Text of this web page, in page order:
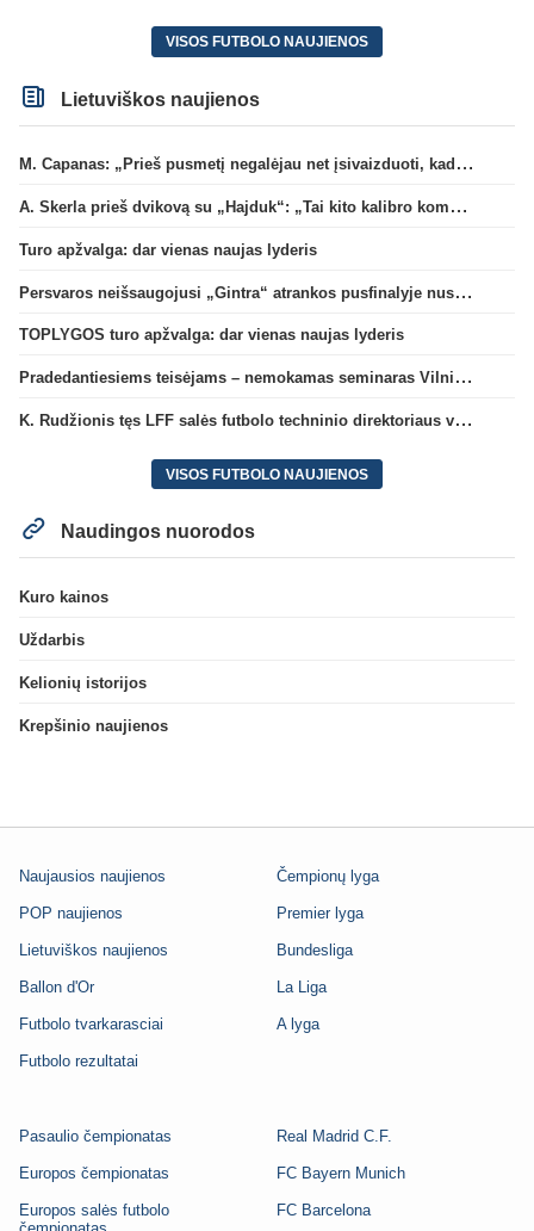
VISOS FUTBOLO NAUJIENOS
Lietuviškos naujienos
M. Capanas: „Prieš pusmetį negalėjau net įsivaizduoti, kad žaisime prieš „Hajduk“
A. Skerla prieš dvikovą su „Hajduk“: „Tai kito kalibro komanda“
Turo apžvalga: dar vienas naujas lyderis
Persvaros neišsaugojusi „Gintra“ atrankos pusfinalyje nusileido Škotijos čempionėms
TOPLYGOS turo apžvalga: dar vienas naujas lyderis
Pradedantiesiems teisėjams – nemokamas seminaras Vilniuje šį penktadienį
K. Rudžionis tęs LFF salės futbolo techninio direktoriaus veiklą
VISOS FUTBOLO NAUJIENOS
Naudingos nuorodos
Kuro kainos
Uždarbis
Kelionių istorijos
Krepšinio naujienos
Naujausios naujienos
POP naujienos
Lietuviškos naujienos
Ballon d'Or
Futbolo tvarkarasciai
Futbolo rezultatai
Čempionų lyga
Premier lyga
Bundesliga
La Liga
A lyga
Pasaulio čempionatas
Europos čempionatas
Europos salės futbolo
Real Madrid C.F.
FC Bayern Munich
FC Barcelona